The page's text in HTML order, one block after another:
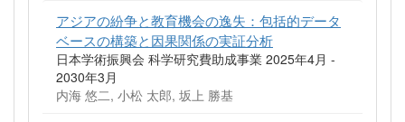
アジアの紛争と教育機会の逸失：包括的データ
ベースの構築と因果関係の実証分析
日本学術振興会 科学研究費助成事業 2025年4月 -
2030年3月
内海 悠二, 小松 太郎, 坂上 勝基